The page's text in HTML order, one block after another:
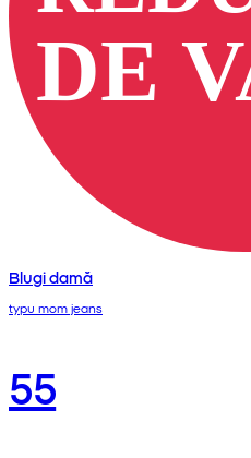
Blugi damă
typu mom jeans
55